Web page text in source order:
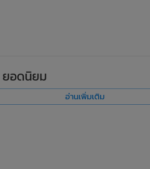
ยอดนิยม
อ่านเพิ่มเติม